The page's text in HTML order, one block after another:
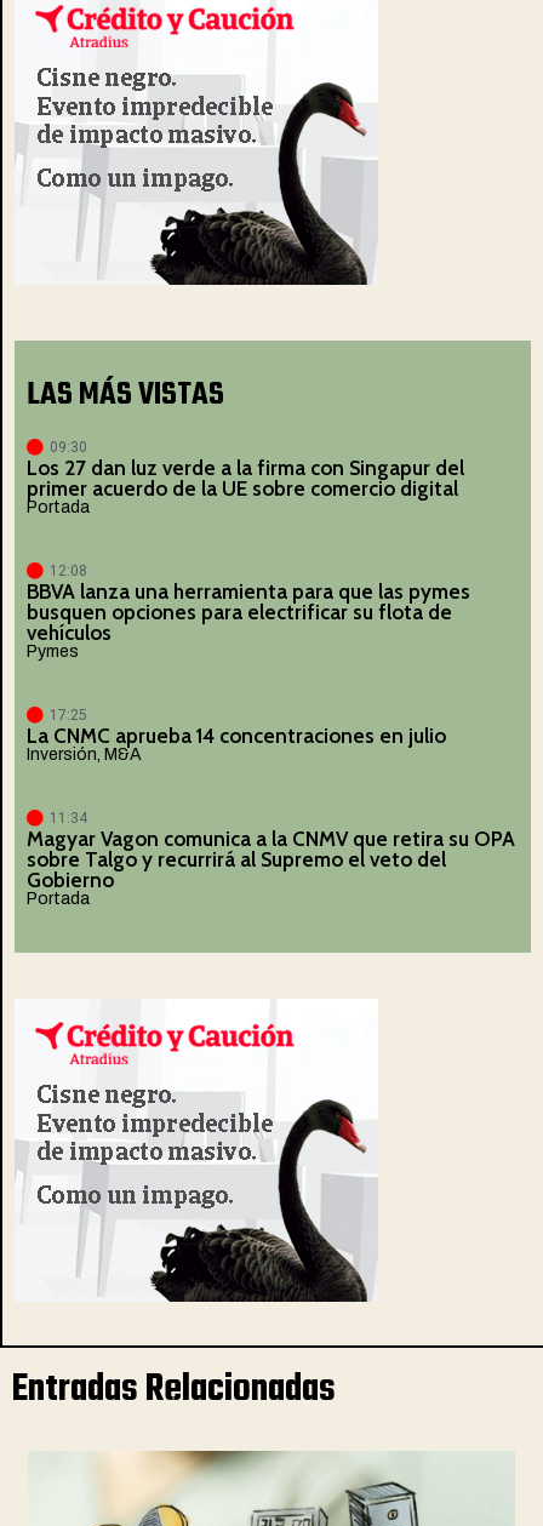
LAS MÁS VISTAS
09:30
Los 27 dan luz verde a la firma con Singapur del
primer acuerdo de la UE sobre comercio digital
Portada
12:08
BBVA lanza una herramienta para que las pymes
busquen opciones para electrificar su flota de
vehículos
Pymes
17:25
La CNMC aprueba 14 concentraciones en julio
Inversión M&A
11:34
Magyar Vagon comunica a la CNMV que retira su OPA
sobre Talgo y recurrirá al Supremo el veto del
Gobierno
Portada
Entradas Relacionadas